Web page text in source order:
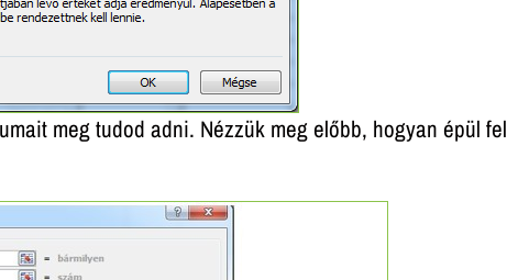
meg tudod adni. Nézzük meg előbb, hogyan épül fel